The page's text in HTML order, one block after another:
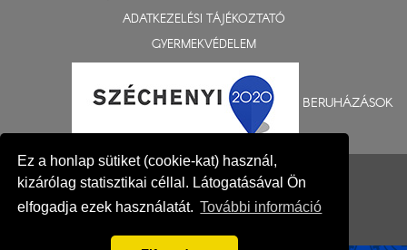
Ez a honlap sütiket (cookie-kat) használ,
kizárólag statisztikai céllal. Látogatásával Ön
elfogadja ezek használatát. További információ
ADATKEZELÉSI TÁJÉKOZTATÓ
GYERMEKVÉDELEM
BERUHÁZÁSOK
© 2015-2026 Nyíregyházi Egyházmegye
Impresszum